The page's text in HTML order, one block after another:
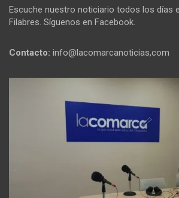
Escuche nuestro noticiario todos los días
Filabres. Síguenos en Facebook.
Contacto: info@lacomarcanoticias,com